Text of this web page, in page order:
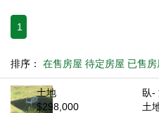
1
排序： 在售房屋 待定房屋 已售房
土地
$298,000
臥-
土